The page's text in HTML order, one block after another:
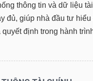
thông tin và dữ liệu
đủ, giúp nhà đầu tư
định trong hành